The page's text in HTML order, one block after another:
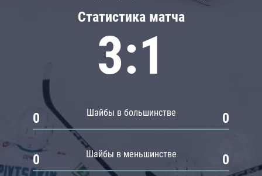
Статистика матча
3:1
Шайбы в большинстве
0 0
Шайбы в меньшинстве
0 0